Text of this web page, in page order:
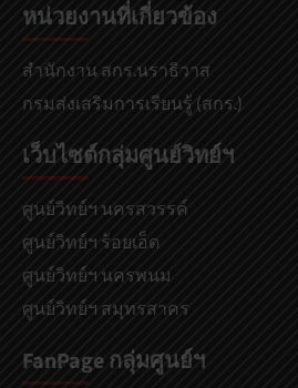
หน่วยงานที่เกี่ยวข้อง
สำนักงาน สกร.นราธิวาส
กรมส่งเสริมการเรียนรู้ (สกร.)
เว็บไซต์กลุ่มศูนย์วิทย์ฯ
ศูนย์วิทย์ฯ นครสวรรค์
ศูนย์วิทย์ฯ ร้อยเอ็ด
ศูนย์วิทย์ฯ นครพนม
ศูนย์วิทย์ฯ สมุทรสาคร
FanPage กลุ่มศูนย์ฯ